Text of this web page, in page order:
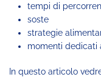
tempi di
soste
strategie
momenti dedicati
In questo articolo